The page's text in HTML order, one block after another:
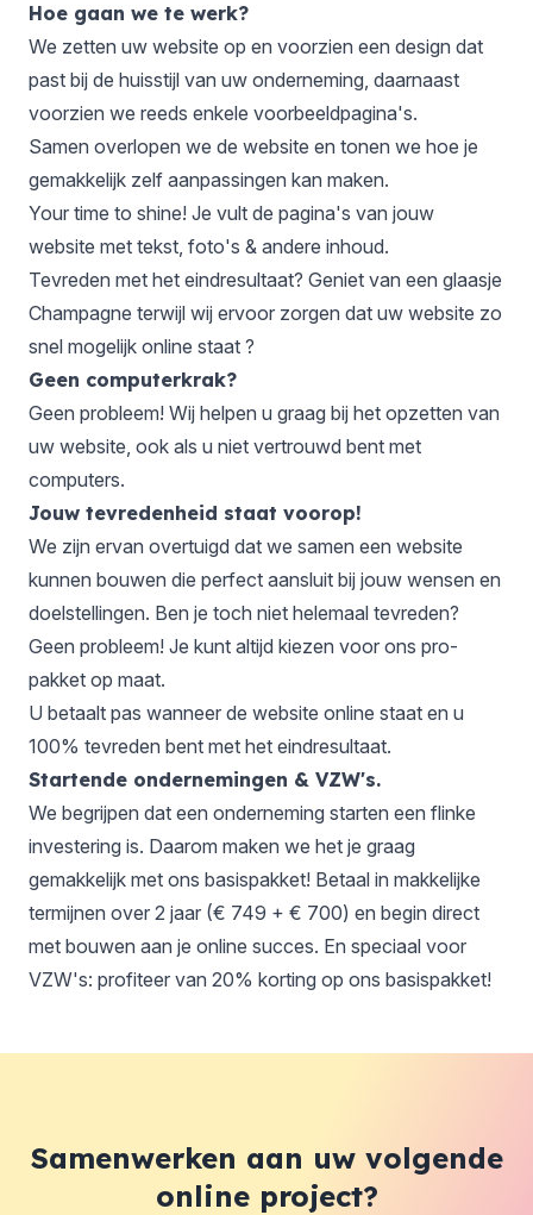
Hoe gaan we te werk?
We zetten uw website op en voorzien een design dat
past bij de huisstijl van uw onderneming, daarnaast
voorzien we reeds enkele voorbeeldpagina's.
Samen overlopen we de website en tonen we hoe je
gemakkelijk zelf aanpassingen kan maken.
Your time to shine! Je vult de pagina's van jouw
website met tekst, foto's & andere inhoud.
Tevreden met het eindresultaat? Geniet van een glaasje
Champagne terwijl wij ervoor zorgen dat uw website zo
snel mogelijk online staat ?
Geen computerkrak?
Geen probleem! Wij helpen u graag bij het opzetten van
uw website, ook als u niet vertrouwd bent met
computers.
Jouw tevredenheid staat voorop!
We zijn ervan overtuigd dat we samen een website
kunnen bouwen die perfect aansluit bij jouw wensen en
doelstellingen. Ben je toch niet helemaal tevreden?
Geen probleem! Je kunt altijd kiezen voor ons pro-
pakket op maat.
U betaalt pas wanneer de website online staat en u
100% tevreden bent met het eindresultaat.
Startende ondernemingen & VZW's.
We begrijpen dat een onderneming starten een flinke
investering is. Daarom maken we het je graag
gemakkelijk met ons basispakket! Betaal in makkelijke
termijnen over 2 jaar (€ 749 + € 700) en begin direct
met bouwen aan je online succes. En speciaal voor
VZW's: profiteer van 20% korting op ons basispakket!
Samenwerken aan uw volgende
online project?